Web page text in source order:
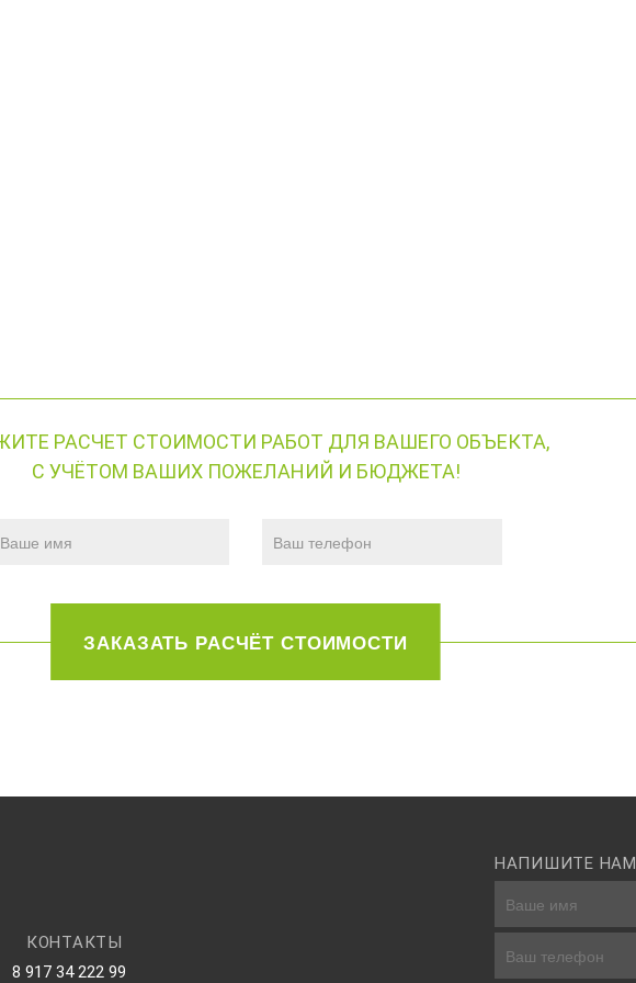
РАСЧЕТ СТОИМОСТИ РАБОТ ДЛЯ ВАШЕГО ОБЪЕКТА,
С УЧЁТОМ ВАШИХ ПОЖЕЛАНИЙ И БЮДЖЕТА!
КОНТАКТЫ
8 917 34 222 99
НАПИШИТЕ НАМ